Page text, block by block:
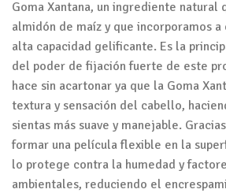
Goma Xantana, un ingrediente natural
almidón de maíz y que incorporamos
alta capacidad gelificante. Es la
del poder de fijación fuerte de este
hace sin acartonar ya que la Goma
textura y sensación del cabello,
sientas más suave y manejable.
formar una película flexible en la
lo protege contra la humedad y
ambientales, reduciendo el